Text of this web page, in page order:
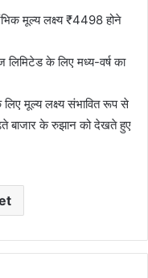
मूल्य लक्ष्य ₹4498 होने
के लिए मध्य-वर्ष का
मूल्य लक्ष्य संभावित रूप से
बाजार के रुझान को देखते हुए